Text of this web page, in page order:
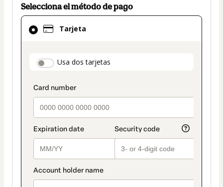
Selecciona el método de pago
Tarjeta
payment_data.section_title_v2
Usa dos tarjetas
El
método
seleccionado
Tarjeta